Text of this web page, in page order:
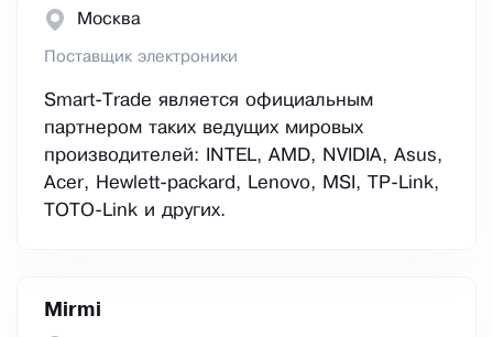
Москва
Поставщик электроники
Smart-Trade является официальным
партнером таких ведущих мировых
производителей: INTEL, AMD, NVIDIA, Asus,
Acer, Hewlett-packard, Lenovo, MSI, TP-Link,
TOTO-Link и других.
Mirmi